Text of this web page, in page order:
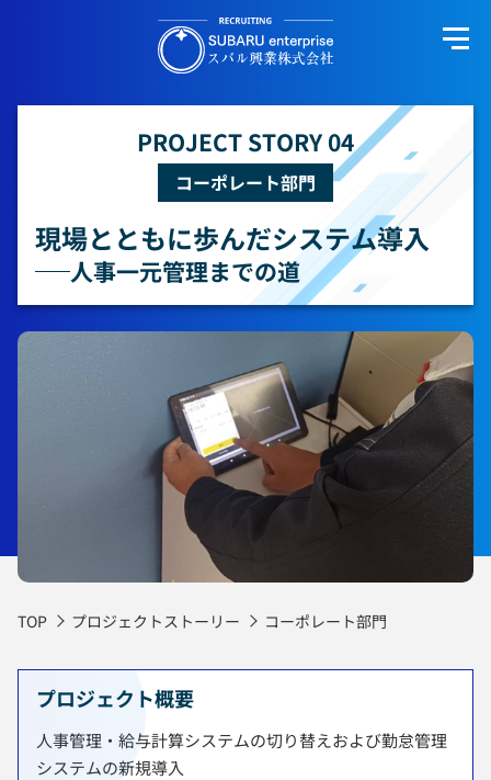
サイトマップを表示
PROJECT STORY 04
コーポレート部門
現場とともに歩んだシステム導入
人事一元管理までの道
TOP プロジェクトストーリー コーポレート部門
プロジェクト概要
人事管理・給与計算システムの切り替えおよび勤怠管理
システムの新規導入